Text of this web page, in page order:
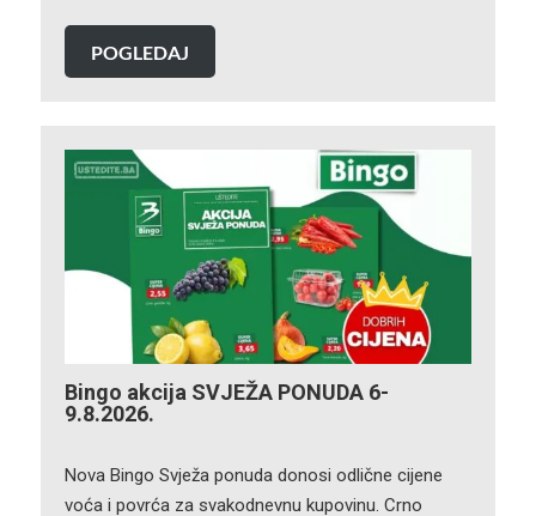
POGLEDAJ
Bingo akcija SVJEŽA PONUDA 6-
9.8.2026.
Nova Bingo Svježa ponuda donosi odlične cijene
voća i povrća za svakodnevnu kupovinu. Crno